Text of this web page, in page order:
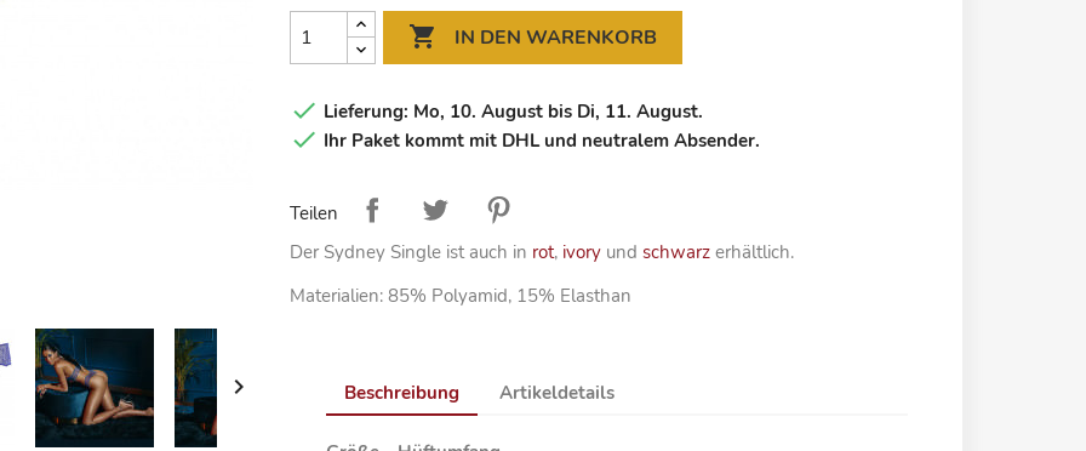

 IN DEN WARENKORB
 Lieferung: Mo, 10. August bis Di, 11. August.
 Ihr Paket kommt mit DHL und neutralem Absender.
Teilen
Der Sydney Single ist auch in rot, ivory und schwarz erhältlich.
Materialien: 85% Polyamid, 15% Elasthan
Beschreibung Artikeldetails